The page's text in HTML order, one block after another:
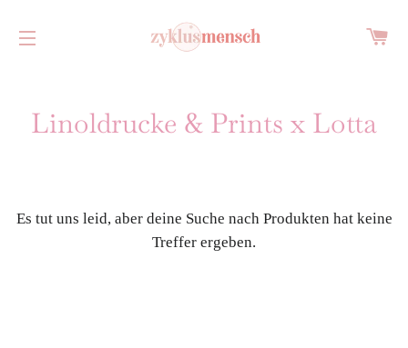
Linoldrucke & Prints x Lotta
Es tut uns leid, aber deine Suche nach Produkten hat keine
Treffer ergeben.